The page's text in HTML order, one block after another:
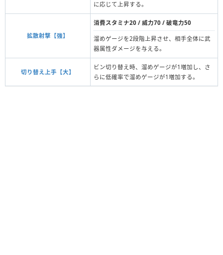
に応じて上昇する。
拡散射撃【強】
消費スタミナ20 / 威力70 / 破竜力50
溜めゲージを2段階上昇させ、相手全体に武
器属性ダメージを与える。
切り替え上手【大】
ビン切り替え時、溜めゲージが1増加し、さ
らに低確率で溜めゲージが1増加する。